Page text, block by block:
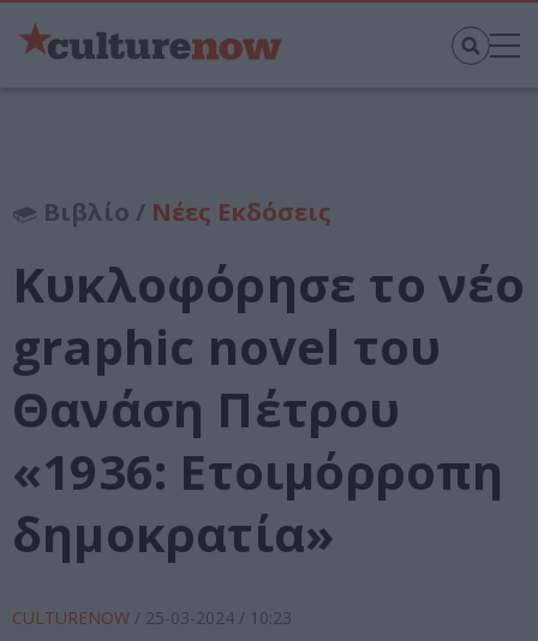
Βιβλίο / Νέες Εκδόσεις
Κυκλοφόρησε το νέο
graphic novel του
Θανάση Πέτρου
«1936: Ετοιμόρροπη
δημοκρατία»
CULTURENOW / 25-03-2024 / 10:23